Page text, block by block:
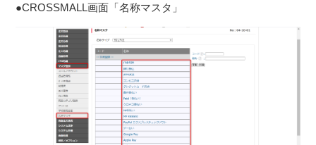
●CROSSMALL画面「名称マスタ」